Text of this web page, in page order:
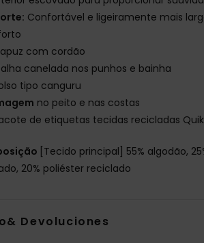
Confortável e ligeiramente mais
com cordão
canelada nos punhos e bainha
tipo canguru
no peito e nas costas
de etiquetas tecidas recicladas
[Tecido principal] 55% algodão,
20% poliéster reciclado
Devoluciones